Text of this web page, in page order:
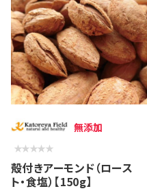
無添加
殻付きアーモンド（ロース
ト・食塩）【150g】